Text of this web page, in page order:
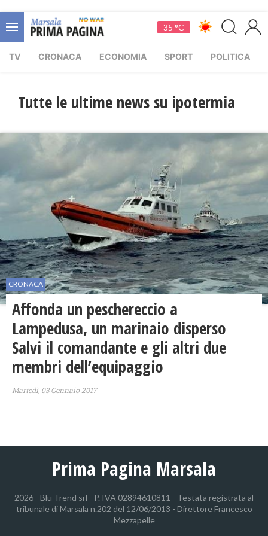
35 °C
TV CRONACA ECONOMIA SPORT POLITICA
Tutte le ultime news su ipotermia
CRONACA
Affonda un peschereccio a
Lampedusa, un marinaio disperso
Salvi il comandante e gli altri due
membri dell’equipaggio
Martedì, 03 Gennaio 2017
Prima Pagina Marsala
2026 - Blu Trend srl - P. IVA 02894610811 - Testata registrata al
tribunale di Marsala n.202 del 12/06/2013 - Direttore Francesco
Mezzapelle